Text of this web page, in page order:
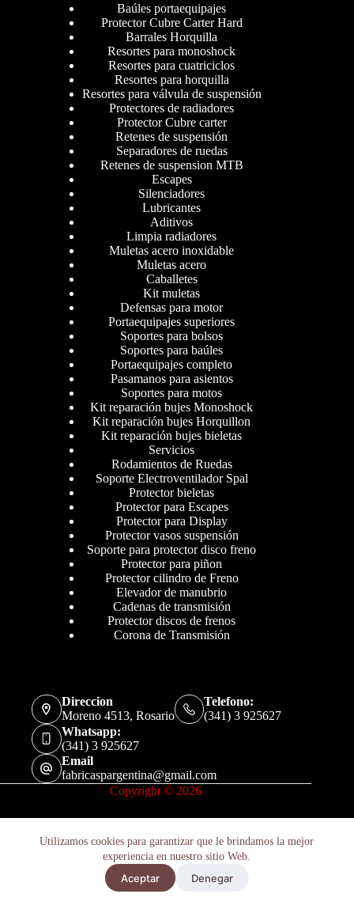
Utilizamos cookies para garantizar que le brindamos la mejor
experiencia en nuestro sitio Web.
Aceptar Denegar
Baúles portaequipajes
Protector Cubre Carter Hard
Barrales Horquilla
Resortes para monoshock
Resortes para cuatriciclos
Resortes para horquilla
Resortes para válvula de suspensión
Protectores de radiadores
Protector Cubre carter
Retenes de suspensión
Separadores de ruedas
Retenes de suspension MTB
Escapes
Silenciadores
Lubricantes
Aditivos
Limpia radiadores
Muletas acero inoxidable
Muletas acero
Caballetes
Kit muletas
Defensas para motor
Portaequipajes superiores
Soportes para bolsos
Soportes para baúles
Portaequipajes completo
Pasamanos para asientos
Soportes para motos
Kit reparación bujes Monoshock
Kit reparación bujes Horquillon
Kit reparación bujes bieletas
Servicios
Rodamientos de Ruedas
Soporte Electroventilador Spal
Protector bieletas
Protector para Escapes
Protector para Display
Protector vasos suspensión
Soporte para protector disco freno
Protector para piñon
Protector cilindro de Freno
Elevador de manubrio
Cadenas de transmisión
Protector discos de frenos
Corona de Transmisión
Direccion
Moreno 4513, Rosario
Telefono:
(341) 3 925627
Whatsapp:
(341) 3 925627
Email
fabricaspargentina@gmail.com
Copyright © 2026